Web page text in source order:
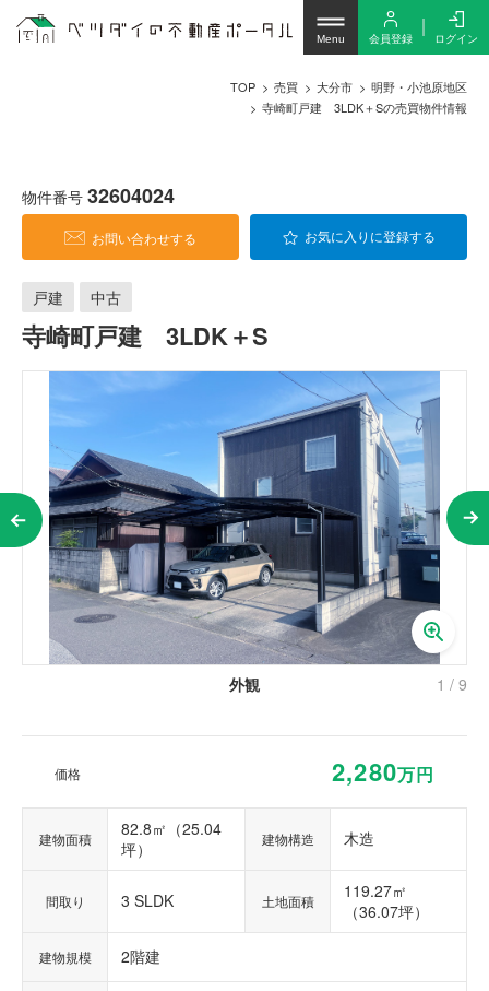
Menu 会員登録 ログイン
TOP 売買 大分市
明野・小池原地区
寺崎町戸建 3LDK＋Sの売買物件情報
戸建 中古
寺崎町戸建 3LDK＋S
物件番号 32604024
お問い合わせする お気に入りに登録する
外観 1 / 9
価格 2,280万円
建物面積
82.8㎡（25.04
坪）
建物構造 木造
間取り 3 SLDK 土地面積
119.27㎡
（36.07坪）
建物規模 2階建